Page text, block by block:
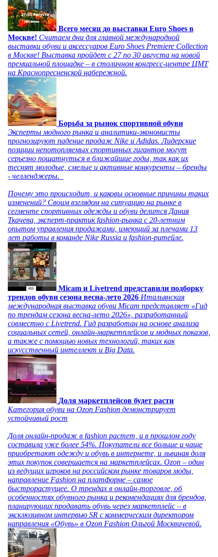
Всего месяц до выставки Euro Shoes в
Москве! Считаем дни для главной международной
выставки обуви и аксессуаров Euro Shoes Premiere Collection
в Москве! Выставка пройдет с 27 по 30 августа на новой
премиальной площадке – в столичном конгресс-центре ЦМТ
на Краснопресненской набережной.
Борьба за рынок спортивной обуви
Эксперты модного рынка и аналитики-экономисты
прогнозируют падение продаж Nike и Adidas. Лидерские
позиции непотопляемых спортивных гигантов могут
серьезно пошатнуться в ближайшие годы, так как их
теснят молодые, смелые и активные конкуренты – бренды
- челленджеры.
Почему это происходит, и каковы основные причины таких
изменений? Своим взглядом на ситуацию на рынке в
сегменте спортивных одежды и обуви делится Дания
Ткачева, эксперт-практик fashion-рынка с 20-летним
опытом управления продажами, имеющий за плечами 13
лет работы в команде Nike Russia и fashion-ритейле.
Micam и Livetrend представили подборку
трендов обуви сезона весна-лето 2026 Итальянская
международная выставка обуви Micam представляет «Гид
по трендам сезона весна-лето 2026», разработанный
совместно с Livetrend. Гид разработан на основе анализа
социальных сетей, онлайн-маркетплейсов и модных показов,
а также с помощью новых технологий, таких как
искусственный интеллект и Big Data.
Доля маркетплейсов будет расти
Категория обуви на Ozon Fashion демонстрирует
устойчивый рост
Доля онлайн-продаж в fashion растет, и в прошлом году
составила уже более 54%. Покупатели все больше и чаще
приобретают одежду и обувь в интернете, и львиная доля
этих покупок совершается на маркетплейсах. Ozon – один
из ведущих игроков на российском рынке товаров моды,
направление Fashion на платформе – самое
быстрорастущее. О трендах в онлайн-торговле, об
особенностях обувного рынка и рекомендациях для брендов,
планирующих продавать обувь через маркетплейс – в
эксклюзивном интервью SR с коммерческим директором
направления «Обувь» в Ozon Fashion Ольгой Москвичевой.